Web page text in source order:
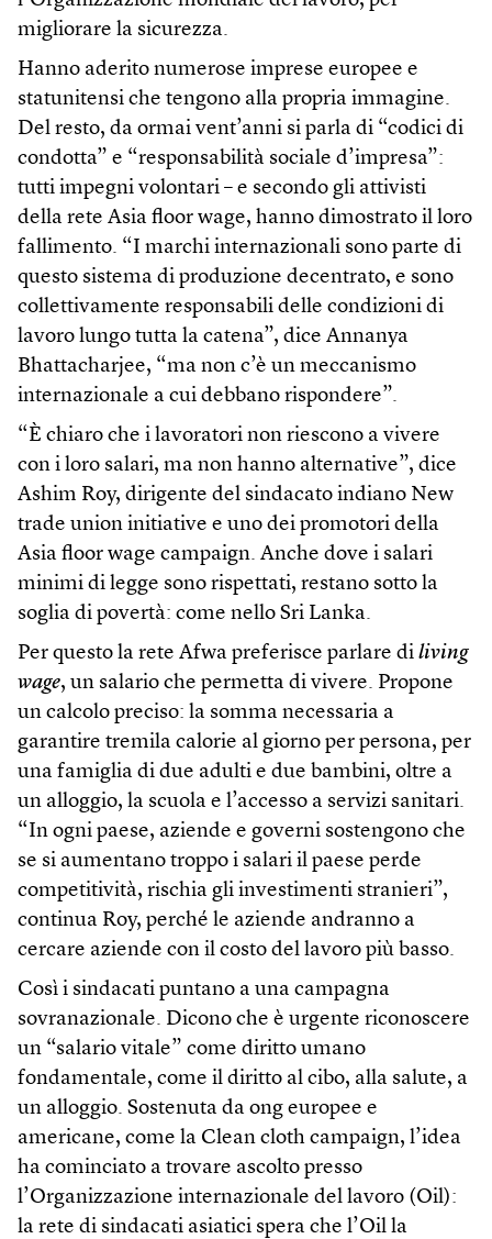
migliorare la sicurezza.
Hanno aderito numerose imprese europee e
statunitensi che tengono alla propria immagine.
Del resto, da ormai vent’anni si parla di “codici di
condotta” e “responsabilità sociale d’impresa”:
tutti impegni volontari – e secondo gli attivisti
della rete Asia floor wage, hanno dimostrato il loro
fallimento. “I marchi internazionali sono parte di
questo sistema di produzione decentrato, e sono
collettivamente responsabili delle condizioni di
lavoro lungo tutta la catena”, dice Annanya
Bhattacharjee, “ma non c’è un meccanismo
internazionale a cui debbano rispondere”.
“È chiaro che i lavoratori non riescono a vivere
con i loro salari, ma non hanno alternative”, dice
Ashim Roy, dirigente del sindacato indiano New
trade union initiative e uno dei promotori della
Asia floor wage campaign. Anche dove i salari
minimi di legge sono rispettati, restano sotto la
soglia di povertà: come nello Sri Lanka.
Per questo la rete Afwa preferisce parlare di living
wage, un salario che permetta di vivere. Propone
un calcolo preciso: la somma necessaria a
garantire tremila calorie al giorno per persona, per
una famiglia di due adulti e due bambini, oltre a
un alloggio, la scuola e l’accesso a servizi sanitari.
“In ogni paese, aziende e governi sostengono che
se si aumentano troppo i salari il paese perde
competitività, rischia gli investimenti stranieri”,
continua Roy, perché le aziende andranno a
cercare aziende con il costo del lavoro più basso.
Così i sindacati puntano a una campagna
sovranazionale. Dicono che è urgente riconoscere
un “salario vitale” come diritto umano
fondamentale, come il diritto al cibo, alla salute, a
un alloggio. Sostenuta da ong europee e
americane, come la Clean cloth campaign, l’idea
ha cominciato a trovare ascolto presso
l’Organizzazione internazionale del lavoro (Oil):
la rete di sindacati asiatici spera che l’Oil la